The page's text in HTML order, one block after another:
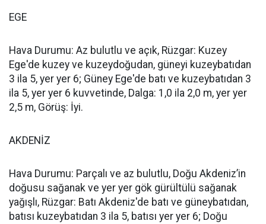
EGE
Hava Durumu: Az bulutlu ve açık, Rüzgar: Kuzey
Ege'de kuzey ve kuzeydoğudan, güneyi kuzeybatıdan
3 ila 5, yer yer 6; Güney Ege'de batı ve kuzeybatıdan 3
ila 5, yer yer 6 kuvvetinde, Dalga: 1,0 ila 2,0 m, yer yer
2,5 m, Görüş: İyi.
AKDENİZ
Hava Durumu: Parçalı ve az bulutlu, Doğu Akdeniz’in
doğusu sağanak ve yer yer gök gürültülü sağanak
yağışlı, Rüzgar: Batı Akdeniz'de batı ve güneybatıdan,
batısı kuzeybatıdan 3 ila 5, batısı yer yer 6; Doğu